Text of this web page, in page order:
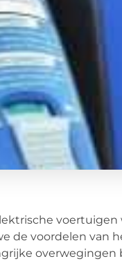
de voordelen van
overwegingen